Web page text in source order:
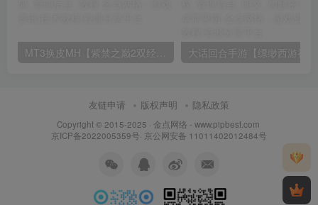
MT3换皮MH【紫禁之巅2双经脉尊享挂机版】2025最新整理单机一键即玩镜像端_Linux手工服务端_源码_管理后台_教程
友链申请 版权声明 隐私政策
Copyright © 2015-2025 · 金点网络 - www.pipbest.com
京ICP备2022005359号· 京公网安备 11011402012484号